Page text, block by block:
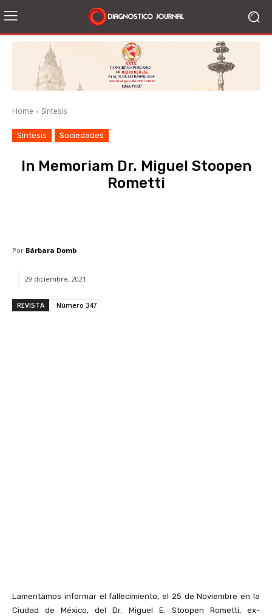
Home Síntesis
Síntesis Sociedades
In Memoriam Dr. Miguel Stoopen
Rometti
Por Bárbara Domb
29 diciembre, 2021
REVISTA Número 347
Lamentamos informar el fallecimiento, el 25 de Noviembre en la
Ciudad de México, del Dr. Miguel E. Stoopen Rometti, ex-